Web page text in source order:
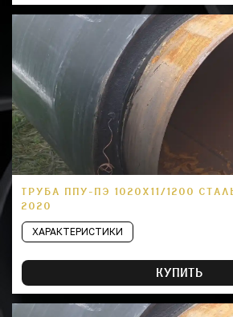
ТРУБА ППУ-ПЭ 1020Х11/1200
2020
ХАРАКТЕРИСТИКИ
КУПИТЬ